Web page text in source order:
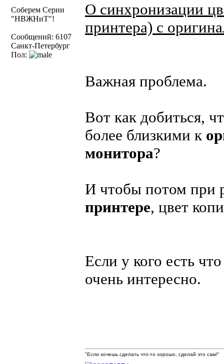
Соберем Серии
"НВЖНиТ"!
Сообщений: 6107
Санкт-Петербург
Пол:
О синхронизации
принтера) с
Важная проблема.
Вот как добиться,
более близкими к
монитора?
И чтобы потом при
принтере, цвет
Если у кого есть
очень интересно.
"Если хочешь сделать что-то хорошо, сделай это сам!"